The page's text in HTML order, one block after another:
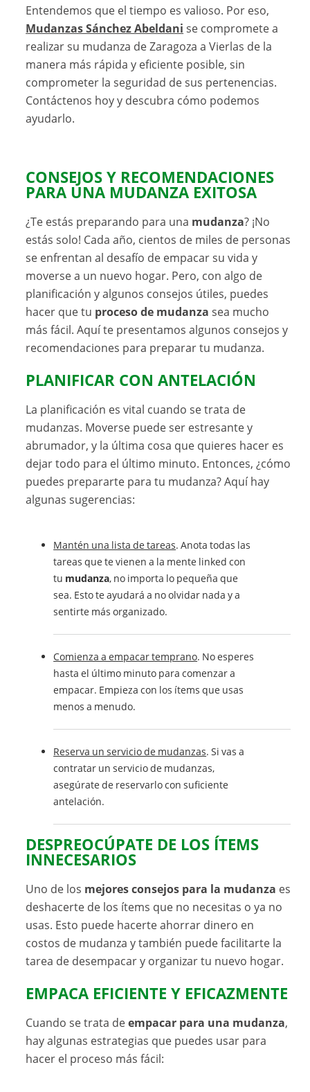
Entendemos que el tiempo es valioso. Por eso,
Mudanzas Sánchez Abeldani se compromete a
realizar su mudanza de Zaragoza a Vierlas de la
manera más rápida y eficiente posible, sin
comprometer la seguridad de sus pertenencias.
Contáctenos hoy y descubra cómo podemos
ayudarlo.
CONSEJOS Y RECOMENDACIONES
PARA UNA MUDANZA EXITOSA
¿Te estás preparando para una mudanza? ¡No
estás solo! Cada año, cientos de miles de personas
se enfrentan al desafío de empacar su vida y
moverse a un nuevo hogar. Pero, con algo de
planificación y algunos consejos útiles, puedes
hacer que tu proceso de mudanza sea mucho
más fácil. Aquí te presentamos algunos consejos y
recomendaciones para preparar tu mudanza.
PLANIFICAR CON ANTELACIÓN
La planificación es vital cuando se trata de
mudanzas. Moverse puede ser estresante y
abrumador, y la última cosa que quieres hacer es
dejar todo para el último minuto. Entonces, ¿cómo
puedes prepararte para tu mudanza? Aquí hay
algunas sugerencias:
Mantén una lista de tareas. Anota todas las
tareas que te vienen a la mente linked con
tu mudanza, no importa lo pequeña que
sea. Esto te ayudará a no olvidar nada y a
sentirte más organizado.
Comienza a empacar temprano. No esperes
hasta el último minuto para comenzar a
empacar. Empieza con los ítems que usas
menos a menudo.
Reserva un servicio de mudanzas. Si vas a
contratar un servicio de mudanzas,
asegúrate de reservarlo con suficiente
antelación.
DESPREOCÚPATE DE LOS ÍTEMS
INNECESARIOS
Uno de los mejores consejos para la mudanza es
deshacerte de los ítems que no necesitas o ya no
usas. Esto puede hacerte ahorrar dinero en
costos de mudanza y también puede facilitarte la
tarea de desempacar y organizar tu nuevo hogar.
EMPACA EFICIENTE Y EFICAZMENTE
Cuando se trata deempacar para una mudanza,
hay algunas estrategias que puedes usar para
hacer el proceso más fácil: